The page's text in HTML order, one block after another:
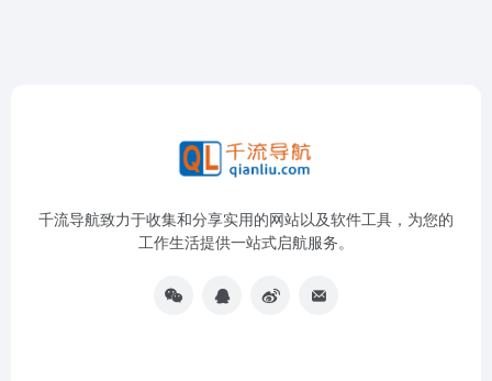
千流导航致力于收集和分享实用的网站以及软件工具，为您的
工作生活提供一站式启航服务。